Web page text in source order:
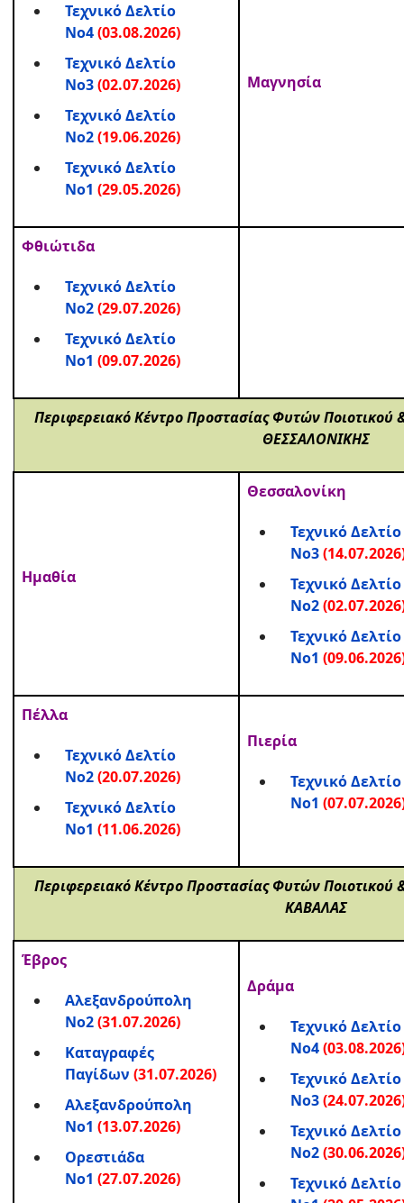
Τεχνικό Δελτίο
Νο4(03.08.2026)
Τεχνικό Δελτίο
Νο3(02.07.2026)
Τεχνικό Δελτίο
Νο2(19.06.2026)
Τεχνικό Δελτίο
Νο1 (29.05.2026)
Μαγνησία
Φθιώτιδα
Τεχνικό Δελτίο
Νο2(29.07.2026)
Τεχνικό Δελτίο
Νο1 (09.07.2026)
Περιφερειακό Κέντρο Προστασίας Φυτών Ποιοτικού
ΘΕΣΣΑΛΟΝΙΚΗΣ
Ημαθία
Θεσσαλονίκη
Τεχνικό Δελτίο
Νο3
Τεχνικό Δελτίο
Νο2
Τεχνικό Δελτίο
Νο1
Πέλλα
Τεχνικό Δελτίο
Νο2(20.07.2026)
Τεχνικό Δελτίο
Νο1 (11.06.2026)
Πιερία
Τεχνικό Δελτίο
Νο1
Περιφερειακό Κέντρο Προστασίας Φυτών Ποιοτικού
ΚΑΒΑΛΑΣ
Έβρος
Αλεξανδρούπολη
Νο2(31.07.2026)
Καταγραφές
Παγίδων (31.07.2026)
Αλεξανδρούπολη
Νο1 (13.07.2026)
Ορεστιάδα
Νο1 (27.07.2026)
Δράμα
Τεχνικό Δελτίο
Νο4
Τεχνικό Δελτίο
Νο3
Τεχνικό Δελτίο
Νο2
Τεχνικό Δελτίο